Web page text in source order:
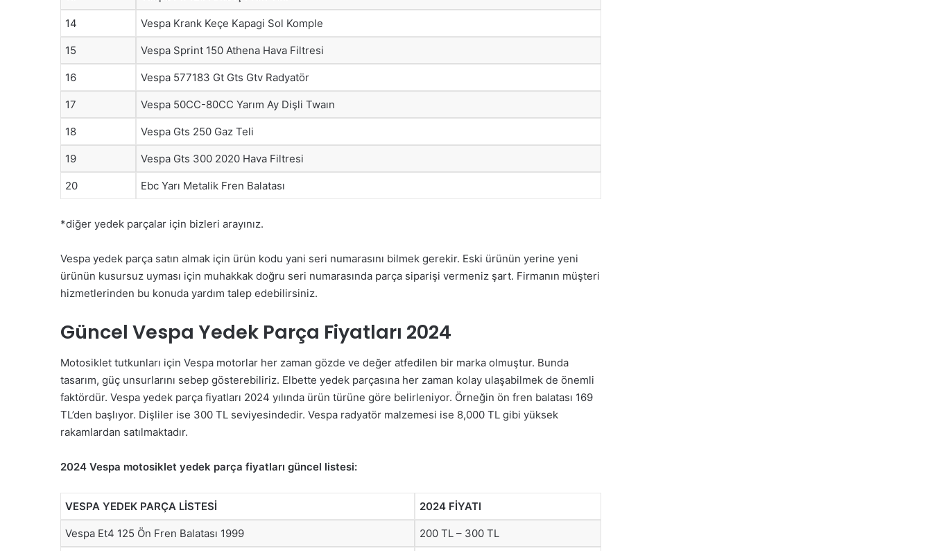
14 Vespa Krank Keçe Kapagi Sol Komple
15 Vespa Sprint 150 Athena Hava Filtresi
16 Vespa 577183 Gt Gts Gtv Radyatör
17 Vespa 50CC-80CC Yarım Ay Dişli Twaın
18 Vespa Gts 250 Gaz Teli
19 Vespa Gts 300 2020 Hava Filtresi
20 Ebc Yarı Metalik Fren Balatası
*diğer yedek parçalar için bizleri arayınız.
Vespa yedek parça satın almak için ürün kodu yani seri numarasını bilmek gerekir. Eski ürünün yerine yeni
ürünün kusursuz uyması için muhakkak doğru seri numarasında parça siparişi vermeniz şart. Firmanın müşteri
hizmetlerinden bu konuda yardım talep edebilirsiniz.
Güncel Vespa Yedek Parça Fiyatları 2024
Motosiklet tutkunları için Vespa motorlar her zaman gözde ve değer atfedilen bir marka olmuştur. Bunda
tasarım, güç unsurlarını sebep gösterebiliriz. Elbette yedek parçasına her zaman kolay ulaşabilmek de önemli
faktördür. Vespa yedek parça fiyatları 2024 yılında ürün türüne göre belirleniyor. Örneğin ön fren balatası 169
TL’den başlıyor. Dişliler ise 300 TL seviyesindedir. Vespa radyatör malzemesi ise 8,000 TL gibi yüksek
rakamlardan satılmaktadır.
2024 Vespa motosiklet yedek parça fiyatları güncel listesi:
VESPA YEDEK PARÇA LİSTESİ 2024 FİYATI
Vespa Et4 125 Ön Fren Balatası 1999 200 TL – 300 TL